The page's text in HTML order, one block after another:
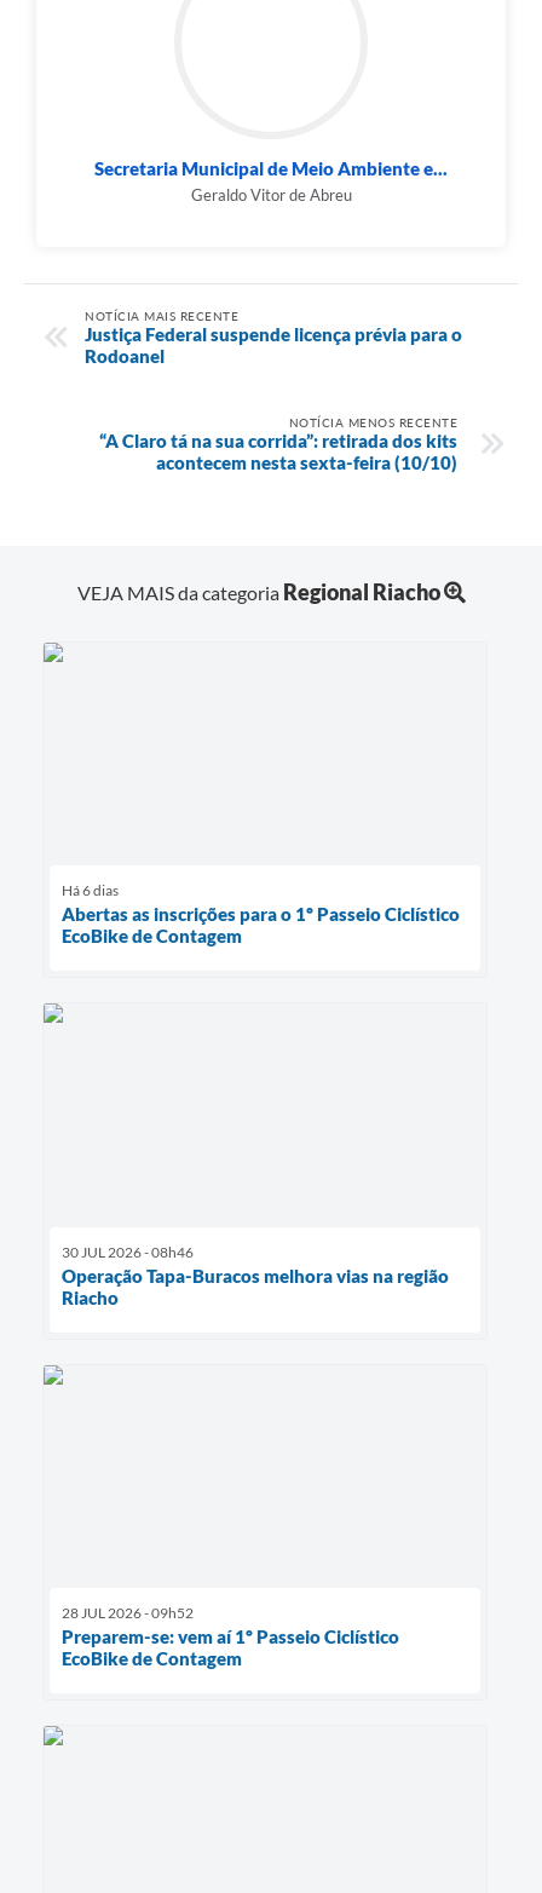
Secretaria Municipal de Meio Ambiente e...
Geraldo Vitor de Abreu
NOTÍCIA MAIS RECENTE
Justiça Federal suspende licença prévia para o
Rodoanel
NOTÍCIA MENOS RECENTE
“A Claro tá na sua corrida”: retirada dos kits
acontecem nesta sexta-feira (10/10)
VEJA MAIS da categoria Regional Riacho
Há 6 dias
Abertas as inscrições para o 1º Passeio Ciclístico
EcoBike de Contagem
30 JUL 2026 - 08h46
Operação Tapa-Buracos melhora vias na região
Riacho
28 JUL 2026 - 09h52
Preparem-se: vem aí 1º Passeio Ciclístico
EcoBike de Contagem